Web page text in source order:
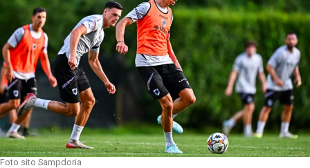
Foto sito Sampdoria